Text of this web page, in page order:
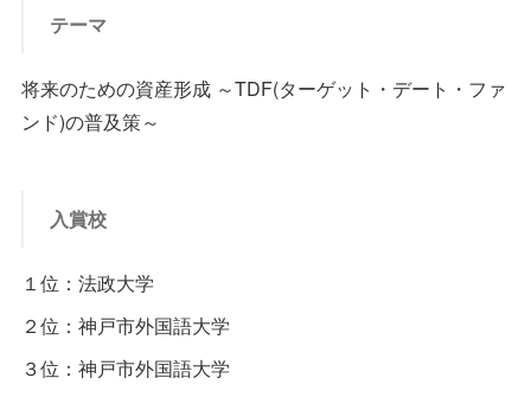
テーマ
将来のための資産形成 ～TDF(ターゲット・デート・ファ
ンド)の普及策～
入賞校
１位：法政大学
２位：神戸市外国語大学
３位：神戸市外国語大学